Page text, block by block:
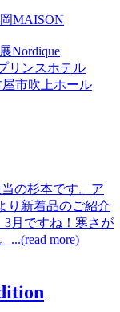
MAISON
Nordique
リンスホテル
市吹上ホール
の杉本です。ア
り新着品のご紹介
月ですね！寒さが
...(read more)